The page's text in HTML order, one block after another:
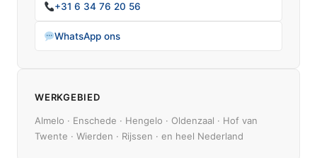
+31 6 34 76 20 56
WhatsApp ons
WERKGEBIED
Almelo · Enschede · Hengelo · Oldenzaal · Hof van
Twente · Wierden · Rijssen · en heel Nederland